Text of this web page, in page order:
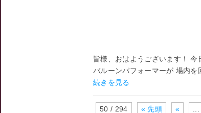
皆様、おはようございます！
バルーンパフォーマーが 場内
続きを見る
50 / 294 « 先頭 «